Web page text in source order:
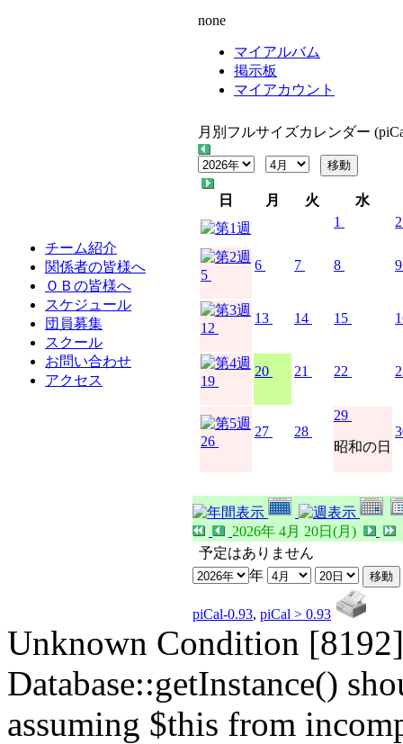
チーム紹介
関係者の皆様へ
ＯＢの皆様へ
スケジュール
団員募集
スクール
お問い合わせ
アクセス
none
マイアルバム
掲示板
マイアカウント
月別フルサイズカレンダー
日 月 火
水
1
2
5
6 7 8 9
12
13 14 15
19
20 21 22
26
27 28
29
昭和の日
2026年 4月 20日(月)
予定はありません
年
piCal-0.93, piCal > 0.93
Unknown Condition
Database::getInstance()
assuming $this from